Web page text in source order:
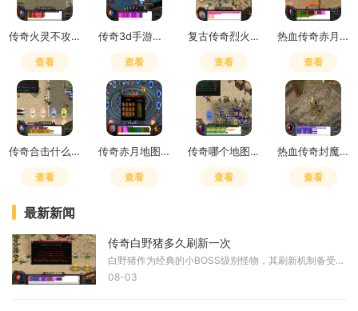
传奇火灵不攻击怎么办
查看
传奇3d手游是赛季制吗怎么玩
查看
复古传奇烈火书哪里爆
查看
热血传奇赤月峡谷怎么去赤月老巢
查看
传奇合击什么组合打装备最快啊
查看
传奇赤月地图详细坐标
查看
传奇哪个地图怪多
查看
热血传奇封魔谷怎么跑魔龙副本
查看
最新新闻
传奇白野猪多久刷新一次
白野猪作为经典的小BOSS级别怪物，其刷新机制备受玩家关注。白野猪的刷新时间并非固定不变，而是根据游戏设定和具体地图区域有所不同。根据多个游戏攻略和玩家经验白野猪的刷新
08-03